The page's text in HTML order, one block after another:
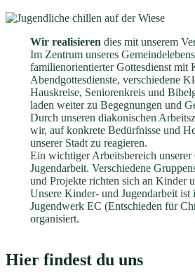
Wir realisieren dies mit unserem
Im Zentrum unseres
familienorientierter Gottesdienst mit
Abendgottesdienste, verschiedene
Hauskreise, Seniorenkreis und
laden weiter zu Begegnungen und
Durch unseren diakonischen
wir, auf konkrete Bedürfnisse und
unserer Stadt zu reagieren.
Ein wichtiger Arbeitsbereich unserer
Jugendarbeit. Verschiedene
und Projekte richten sich an Kinder
Unsere Kinder- und Jugendarbeit ist
Jugendwerk EC (Entschieden für
organisiert.
Hier findest du uns